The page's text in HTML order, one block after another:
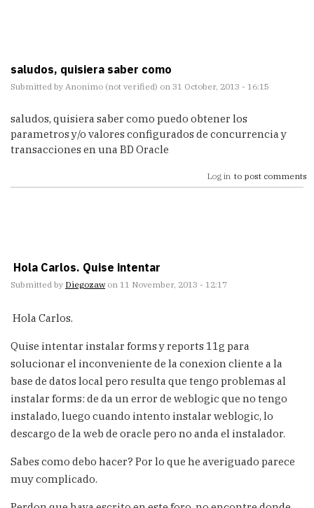
saludos, quisiera saber como
Submitted by Anonimo (not verified) on 31 October, 2013 - 16:15
saludos, quisiera saber como puedo obtener los
parametros y/o valores configurados de concurrencia y
transacciones en una BD Oracle
Log in to post comments
Hola Carlos. Quise intentar
Submitted by Diegozawon 11 November, 2013 - 12:17
Hola Carlos.
Quise intentar instalar forms y reports 11g para
solucionar el inconveniente de la conexion cliente a la
base de datos local pero resulta que tengo problemas al
instalar forms: de da un error de weblogic que no tengo
instalado, luego cuando intento instalar weblogic, lo
descargo de la web de oracle pero no anda el instalador.
Sabes como debo hacer? Por lo que he averiguado parece
muy complicado.